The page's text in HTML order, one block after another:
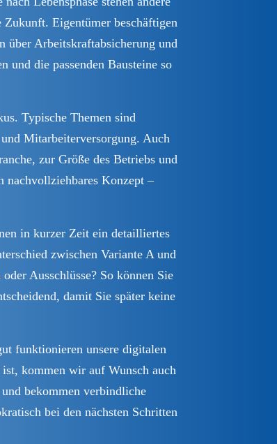
Eigentümer beschäftigen
über Arbeitskraftabsicherung und
und die passenden Bausteine so
Typische Themen sind
Mitarbeiterversorgung. Auch
zur Größe des Betriebs und
nachvollziehbares Konzept –
in kurzer Zeit ein detailliertes
zwischen Variante A und
Ausschlüsse? So können Sie
damit Sie später keine
funktionieren unsere digitalen
kommen wir auf Wunsch auch
bekommen verbindliche
bei den nächsten Schritten